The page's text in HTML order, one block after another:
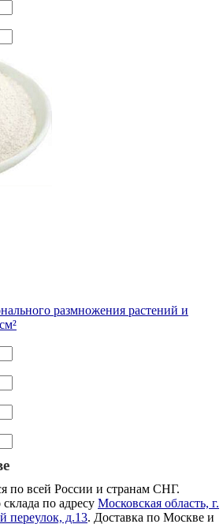
размножения растений и
по всей России и странам СНГ.
по адресу Московская область, г.
д.13. Доставка по Москве и